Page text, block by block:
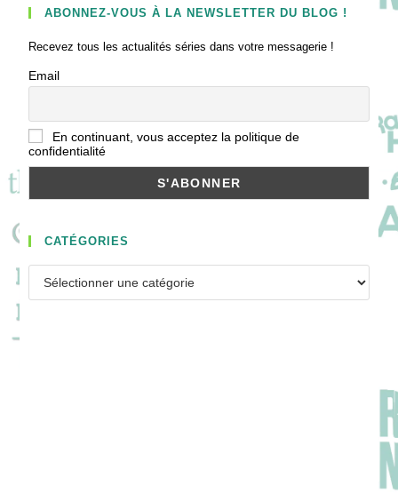
ABONNEZ-VOUS À LA NEWSLETTER DU BLOG !
Recevez tous les actualités séries dans votre messagerie !
Email
En continuant, vous acceptez la politique de
confidentialité
CATÉGORIES